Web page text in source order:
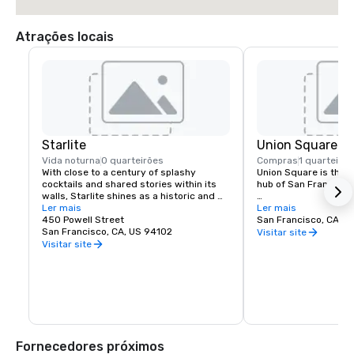
Atrações locais
Starlite
Vida noturna 0 quarteirões
With close to a century of splashy
cocktails and shared stories within its
walls, Starlite shines as a historic and
revered San Francisco establishment.
Located on the top floor of Beacon
Grand.
Ler mais
450 Powell Street
San Francisco, CA, US 94102
Visitar site
Union Square
Compras1 quarteirão
Union Square is the
hub of San
It boasts the city’s
luxury, department
shopping, making it
Ler mais
San Francisco, CA,
Visitar site
Fornecedores próximos